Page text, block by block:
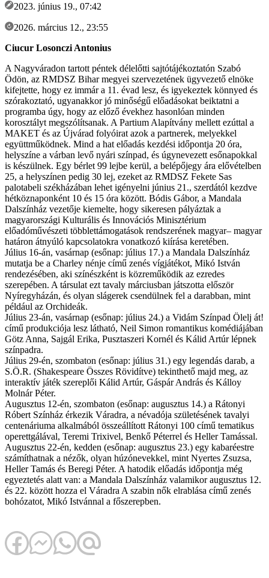
2023. június 19., 07:42
2026. március 12., 23:55
Ciucur Losonczi Antonius
A Nagyváradon tartott péntek délelőtti sajtótájékoztatón Szabó
Ödön, az RMDSZ Bihar megyei szervezetének ügyvezető elnöke
kifejtette, hogy ez immár a 11. évad lesz, és igyekeztek könnyed és
szórakoztató, ugyanakkor jó minőségű előadásokat beiktatni a
programba úgy, hogy az előző évekhez hasonlóan minden
korosztályt megszólítsanak. A Partium Alapítvány mellett ezúttal a
MAKET és az Újvárad folyóirat azok a partnerek, melyekkel
együttműködnek. Mind a hat előadás kezdési időpontja 20 óra,
helyszíne a várban levő nyári színpad, és úgynevezett esőnapokkal
is készülnek. Egy bérlet 99 lejbe kerül, a belépőjegy ára elővételben
25, a helyszínen pedig 30 lej, ezeket az RMDSZ Fekete Sas
palotabeli székházában lehet igényelni június 21., szerdától kezdve
hétköznaponként 10 és 15 óra között. Bódis Gábor, a Mandala
Dalszínház vezetője kiemelte, hogy sikeresen pályáztak a
magyarországi Kulturális és Innovációs Minisztérium
előadóművészeti többlettámogatások rendszerének magyar– magyar
határon átnyúló kapcsolatokra vonatkozó kiírása keretében.
Július 16-án, vasárnap (esőnap: július 17.) a Mandala Dalszínház
mutatja be a Charley nénje című zenés vígjátékot, Mikó István
rendezésében, aki színészként is közreműködik az ezredes
szerepében. A társulat ezt tavaly márciusban játszotta először
Nyíregyházán, és olyan slágerek csendülnek fel a darabban, mint
például az Orchideák.
Július 23-án, vasárnap (esőnap: július 24.) a Vidám Színpad Ölelj át!
című produkciója lesz látható, Neil Simon romantikus komédiájában
Götz Anna, Sajgál Erika, Pusztaszeri Kornél és Kálid Artúr lépnek
színpadra.
Július 29-én, szombaton (esőnap: július 31.) egy legendás darab, a
S.Ö.R. (Shakespeare Összes Rövidítve) tekinthető majd meg, az
interaktív játék szereplői Kálid Artúr, Gáspár András és Kálloy
Molnár Péter.
Augusztus 12-én, szombaton (esőnap: augusztus 14.) a Rátonyi
Róbert Színház érkezik Váradra, a névadója születésének tavalyi
centenáriuma alkalmából összeállított Rátonyi 100 című tematikus
operettgálával, Teremi Trixivel, Benkő Péterrel és Heller Tamással.
Augusztus 22-én, kedden (esőnap: augusztus 23.) egy kabaréestre
számíthatnak a nézők, olyan húzónevekkel, mint Nyertes Zsuzsa,
Heller Tamás és Beregi Péter. A hatodik előadás időpontja még
egyeztetés alatt van: a Mandala Dalszínház valamikor augusztus 12.
és 22. között hozza el Váradra A szabin nők elrablása című zenés
bohózatot, Mikó Istvánnal a főszerepben.